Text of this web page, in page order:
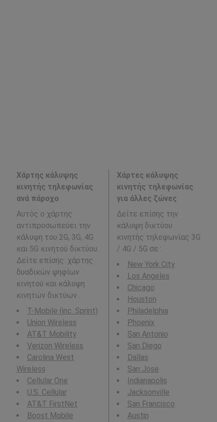
Χάρτης κάλυψης
κινητής τηλεφωνίας
ανά πάροχο
Αυτός ο χάρτης
αντιπροσωπεύει την
κάλυψη του 2G, 3G, 4G
και 5G κινητού δικτύου.
Δείτε επίσης: χάρτης
δυαδικών ψηφίων
κινητού και κάλυψη
κινητών δικτύων .
T-Mobile (inc. Sprint)
Union Wireless
AT&T Mobility
Verizon Wireless
Carolina West
Wireless
Cellular One
U.S. Cellular
AT&T FirstNet
Boost Mobile
Χάρτες κάλυψης
κινητής τηλεφωνίας
για άλλες ζώνες
Δείτε επίσης την
κάλυψη δικτύου
κινητής τηλεφωνίας 3G
/ 4G / 5G σε :
New York City
Los Angeles
Chicago
Houston
Philadelphia
Phoenix
San Antonio
San Diego
Dallas
San Jose
Indianapolis
Jacksonville
San Francisco
Austin